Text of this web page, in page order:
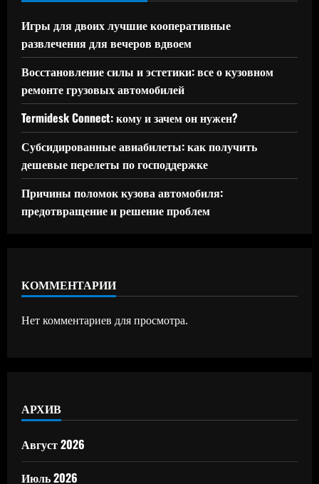
Игры для двоих лучшие кооперативные
развлечения для вечеров вдвоем
Восстановление силы и эстетики: все о кузовном
ремонте грузовых автомобилей
Termidesk Connect: кому и зачем он нужен?
Субсидированные авиабилеты: как получить
дешевые перелеты по господдержке
Причины поломок кузова автомобиля:
предотвращение и решение проблем
КОММЕНТАРИИ
Нет комментариев для просмотра.
АРХИВ
Август 2026
Июль 2026